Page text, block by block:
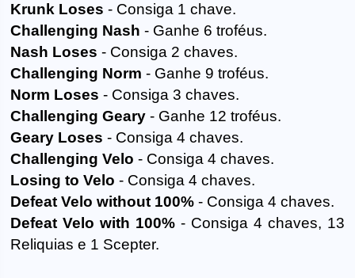
Krunk Loses - Consiga 1 chave.
Challenging Nash - Ganhe 6 troféus.
Nash Loses - Consiga 2 chaves.
Challenging Norm - Ganhe 9 troféus.
Norm Loses - Consiga 3 chaves.
Challenging Geary - Ganhe 12 troféus.
Geary Loses - Consiga 4 chaves.
Challenging Velo - Consiga 4 chaves.
Losing to Velo - Consiga 4 chaves.
Defeat Velo without 100% - Consiga 4 chaves.
Defeat Velo with 100% - Consiga 4 chaves, 13
Reliquias e 1 Scepter.